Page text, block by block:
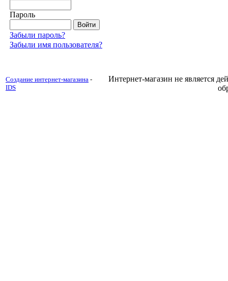
Пароль
Забыли пароль?
Забыли имя пользователя?
Создание интернет-магазина -
IDS
Интернет-магазин не является